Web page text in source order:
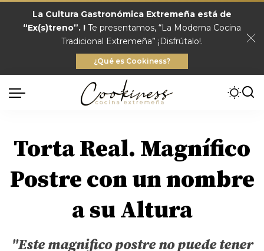
La Cultura Gastronómica Extremeña está de
“Ex(s)treno”. ! Te presentamos, “La Moderna Cocina
Tradicional Extremeña” ¡Disfrútalo!.
¿Qué es Cookiness?
Torta Real. Magnífico
Postre con un nombre
a su Altura
"Este magnifico postre no puede tener